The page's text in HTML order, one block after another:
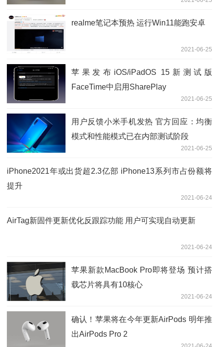
realme笔记本预热 运行Win11能跑安卓
2021-06-25
苹果发布iOS/iPadOS 15新测试版
FaceTime中启用SharePlay
2021-06-25
用户反馈小米手机发热 官方回应：均衡
模式和性能模式已在内部测试阶段
2021-06-25
iPhone2021年或出货超2.3亿部 iPhone13系列市占份额将
提升
2021-06-24
AirTag新固件更新优化反跟踪功能 用户可实现自动更新
2021-06-24
苹果新款MacBook Pro即将登场 预计搭
载芯片将具有10核心
2021-06-24
确认！苹果将在今年更新AirPods 明年推
出AirPods Pro 2